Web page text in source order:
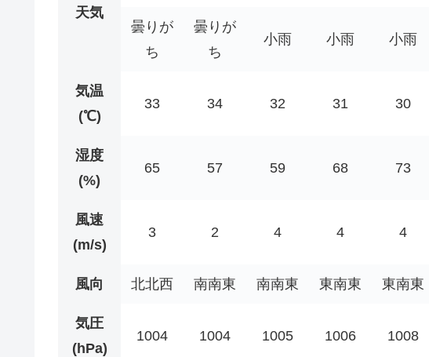
天気
曇りが
ち
曇りが
ち
小雨 小雨 小雨
気温
(℃)
33 34 32 31 30
湿度
(%)
65 57 59 68 73
風速
(m/s)
3 2 4 4 4
風向 北北西 南南東 南南東 東南東 東南東
気圧
(hPa)
1004 1004 1005 1006 1008